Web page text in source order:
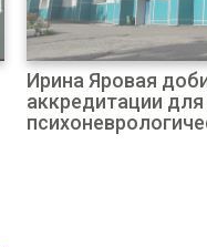
Ирина Яровая
аккредитации